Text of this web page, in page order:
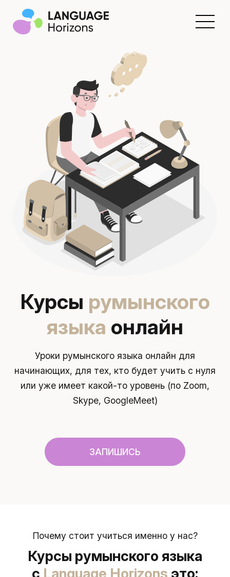
Курсы румынского
языка онлайн
Уроки румынского языка онлайн для
начинающих, для тех, кто будет учить с нуля
или уже имеет какой-то уровень (по Zoom,
Skype, GoogleMeet)
ЗАПИШИСЬ
Почему стоит учиться именно у нас?
Курсы румынского языка
с Language Horizons это: